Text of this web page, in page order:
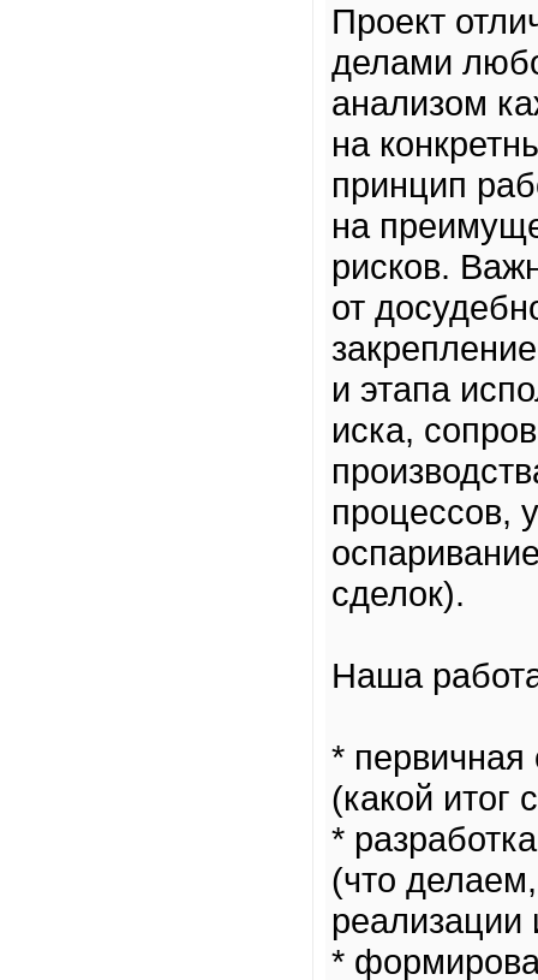
Проект
делами
анализом
на
принцип
на
рисков.
от
и этапа
иска,
процессов,
сделок).
Наша
* первичная
(какой итог
*
(что
реализации
*